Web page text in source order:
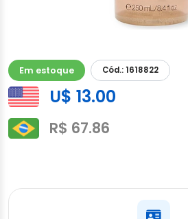
Em estoque Cód.: 1618822
U$ 13.00
R$ 67.86